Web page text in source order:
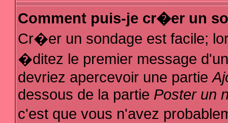
Comment puis-je cr�er un
Cr�er un sondage est facile;
�ditez le premier message
devriez apercevoir une partie
dessous de la partie Poster un
c'est que vous n'avez